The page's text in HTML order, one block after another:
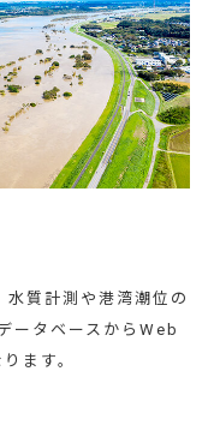
質計測や港湾潮位の
ータベースからWeb
ます。